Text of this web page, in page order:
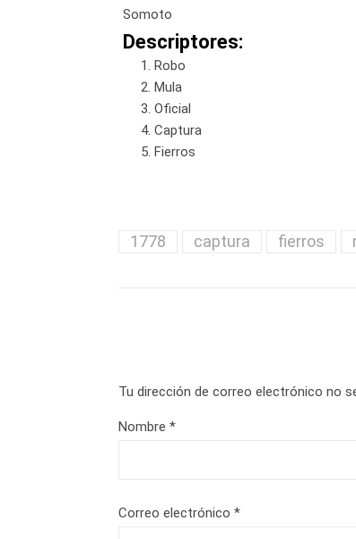
Somoto
Descriptores:
Robo
Mula
Oficial
Captura
Fierros
1778 captura fierros
Tu dirección de correo electrónico no
Nombre *
Correo electrónico *